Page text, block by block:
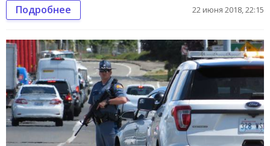
Подробнее 22 июня 2018, 22:15